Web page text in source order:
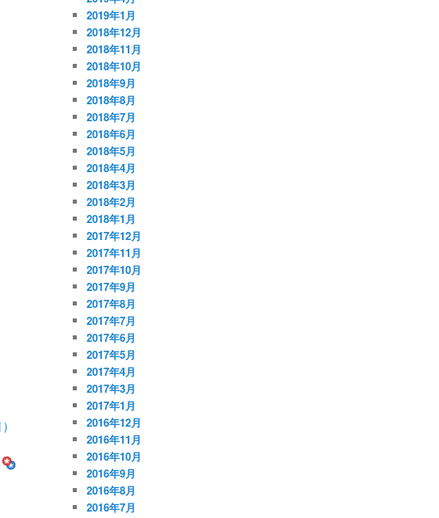
2019年1月
2018年12月
2018年11月
2018年10月
2018年9月
2018年8月
2018年7月
2018年6月
2018年5月
2018年4月
2018年3月
2018年2月
2018年1月
2017年12月
2017年11月
2017年10月
2017年9月
2017年8月
2017年7月
2017年6月
2017年5月
2017年4月
2017年3月
2017年1月
2016年12月
2016年11月
2016年10月
2016年9月
2016年8月
2016年7月